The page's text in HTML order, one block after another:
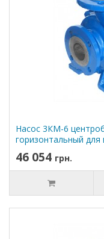
Насос 3КМ-6
горизонтальный для
46 054 грн.